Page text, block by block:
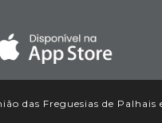
das Freguesias de Palhais